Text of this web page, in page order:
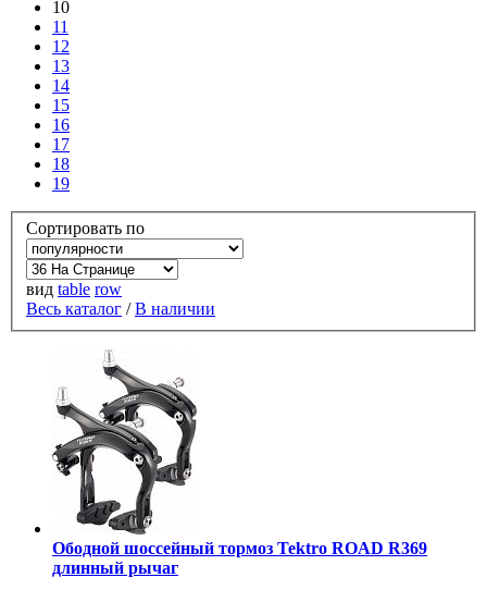
10
11
12
13
14
15
16
17
18
19
Сортировать по
вид table row
Весь каталог /В наличии
Ободной шоссейный тормоз Tektro ROAD R369
длинный рычаг